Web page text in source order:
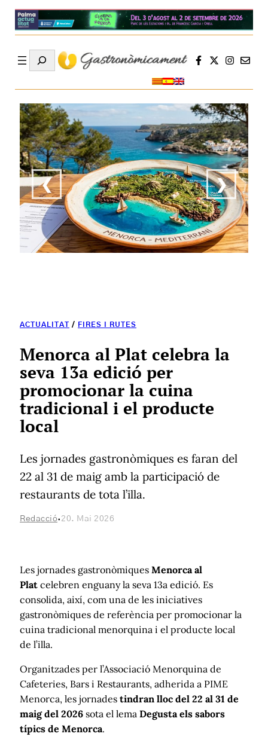
Search
❮ ❯
ACTUALITAT / FIRES I RUTES
Menorca al Plat celebra la
seva 13a edició per
promocionar la cuina
tradicional i el producte
local
Les jornades gastronòmiques es faran del
22 al 31 de maig amb la participació de
restaurants de tota l’illa.
Redacció· 20. Mai 2026
Les jornades gastronòmiques Menorca al
Plat celebren enguany la seva 13a edició. Es
consolida, així, com una de les iniciatives
gastronòmiques de referència per promocionar la
cuina tradicional menorquina i el producte local
de l’illa.
Organitzades per l’Associació Menorquina de
Cafeteries, Bars i Restaurants, adherida a PIME
Menorca, les jornades tindran lloc del 22 al 31 de
maig del 2026 sota el lema Degusta els sabors
típics de Menorca.